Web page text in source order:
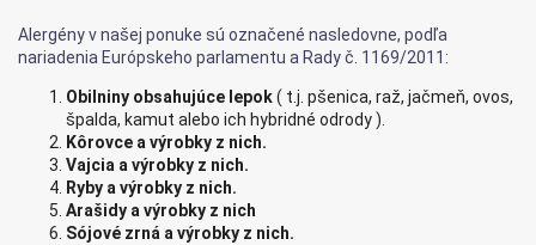
Alergény v našej ponuke sú označené nasledovne, podľa
nariadenia Európskeho parlamentu a Rady č. 1169/2011:
Obilniny obsahujúce lepok( t.j. pšenica, raž, jačmeň, ovos,
špalda, kamut alebo ich hybridné odrody ).
Kôrovce a výrobky z nich.
Vajcia a výrobky z nich.
Ryby a výrobky z nich.
Arašidy a výrobky z nich
Sójové zrná a výrobky z nich.